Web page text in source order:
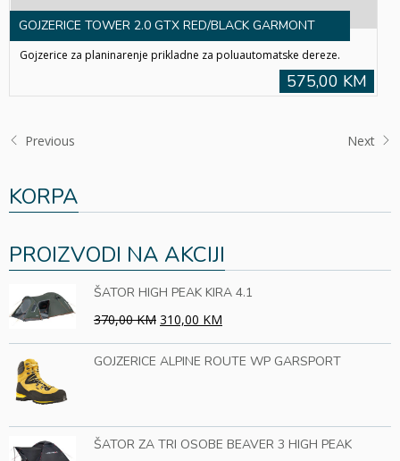
GOJZERICE TOWER 2.0 GTX RED/BLACK GARMONT
Gojzerice za planinarenje prikladne za poluautomatske dereze.
575,00 KM
Previous Next
KORPA
PROIZVODI NA AKCIJI
ŠATOR HIGH PEAK KIRA 4.1
370,00 KM 310,00 KM
GOJZERICE ALPINE ROUTE WP GARSPORT
ŠATOR ZA TRI OSOBE BEAVER 3 HIGH PEAK